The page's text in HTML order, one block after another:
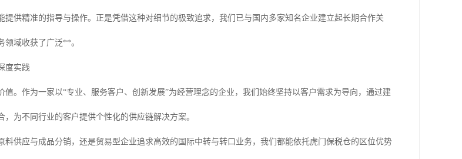
提供精准的指导与操作。正是凭借这种对细节的极致追求，我们已与国内多家知名企业建立起长期合作关
领域收获了广泛**。
度实践
值。作为一家以“专业、服务客户、创新发展”为经营理念的企业，我们始终坚持以客户需求为导向，通过建
为不同行业的客户提供个性化的供应链解决方案。
料供应与成品分销，还是贸易型企业追求高效的国际中转与转口业务，我们都能依托虎门保税仓的区位优势